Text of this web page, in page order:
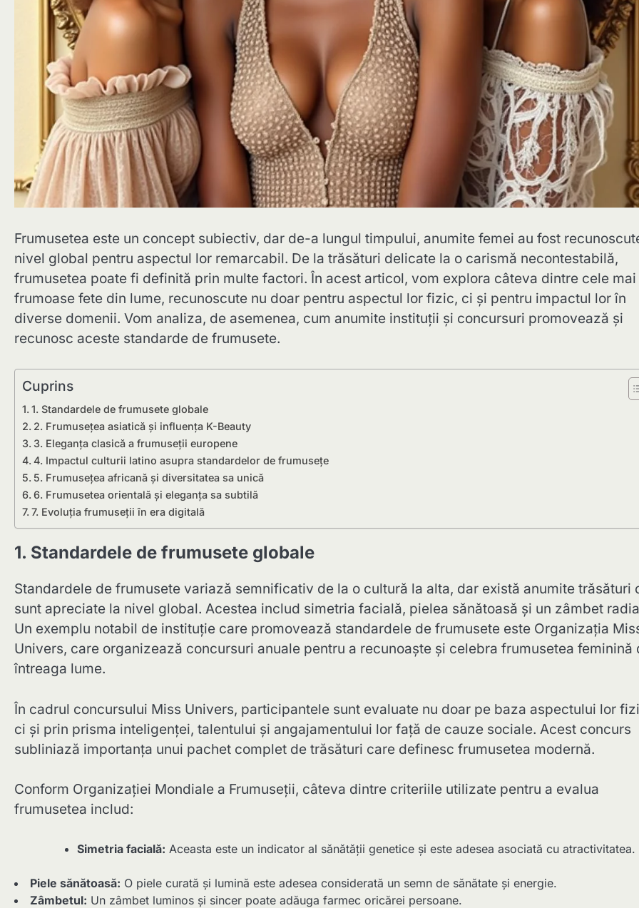
Frumusetea este un concept subiectiv, dar de-a lungul timpului, anumite femei au fost
nivel global pentru aspectul lor remarcabil. De la trăsături delicate la o carismă necontestabilă,
frumusetea poate fi definită prin multe factori. În acest articol, vom explora câteva dintre cele mai
frumoase fete din lume, recunoscute nu doar pentru aspectul lor fizic, ci și pentru impactul lor în
diverse domenii. Vom analiza, de asemenea, cum anumite instituții și concursuri promovează și
recunosc aceste standarde de frumusete.
Cuprins
1. Standardele de frumusete globale
2. Frumusețea asiatică și influența K-Beauty
3. Eleganța clasică a frumuseții europene
4. Impactul culturii latino asupra standardelor de frumusețe
5. Frumusețea africană și diversitatea sa unică
6. Frumusetea orientală și eleganța sa subtilă
7. Evoluția frumuseții în era digitală
1. Standardele de frumusete globale
Standardele de frumusete variază semnificativ de la o cultură la alta, dar există anumite trăsături
sunt apreciate la nivel global. Acestea includ simetria facială, pielea sănătoasă și un zâmbet
Un exemplu notabil de instituție care promovează standardele de frumusete este Organizația
Univers, care organizează concursuri anuale pentru a recunoaște și celebra frumusetea feminină
întreaga lume.
În cadrul concursului Miss Univers, participantele sunt evaluate nu doar pe baza aspectului lor
ci și prin prisma inteligenței, talentului și angajamentului lor față de cauze sociale. Acest concurs
subliniază importanța unui pachet complet de trăsături care definesc frumusetea modernă.
Conform Organizației Mondiale a Frumuseții, câteva dintre criteriile utilizate pentru a evalua
frumusetea includ:
Simetria facială: Aceasta este un indicator al sănătății genetice și este adesea asociată cu atractivitatea.
Piele sănătoasă: O piele curată și lumină este adesea considerată un semn de sănătate și energie.
Zâmbetul: Un zâmbet luminos și sincer poate adăuga farmec oricărei persoane.